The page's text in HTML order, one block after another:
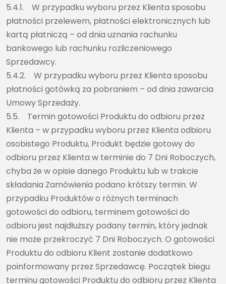
5.4.1. W przypadku wyboru przez Klienta sposobu
płatności przelewem, płatności elektronicznych lub
kartą płatniczą – od dnia uznania rachunku
bankowego lub rachunku rozliczeniowego
Sprzedawcy.
5.4.2. W przypadku wyboru przez Klienta sposobu
płatności gotówką za pobraniem – od dnia zawarcia
Umowy Sprzedaży.
5.5. Termin gotowości Produktu do odbioru przez
Klienta – w przypadku wyboru przez Klienta odbioru
osobistego Produktu, Produkt będzie gotowy do
odbioru przez Klienta w terminie do 7 Dni Roboczych,
chyba że w opisie danego Produktu lub w trakcie
składania Zamówienia podano krótszy termin. W
przypadku Produktów o różnych terminach
gotowości do odbioru, terminem gotowości do
odbioru jest najdłuższy podany termin, który jednak
nie może przekroczyć 7 Dni Roboczych. O gotowości
Produktu do odbioru Klient zostanie dodatkowo
poinformowany przez Sprzedawcę. Początek biegu
terminu gotowości Produktu do odbioru przez Klienta